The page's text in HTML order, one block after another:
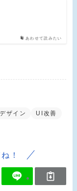
あわせて読みたい
ザイン
UI改善
！